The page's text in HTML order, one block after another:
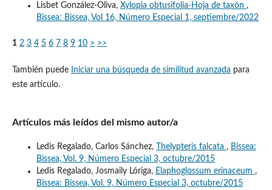
Lisbet González-Oliva, Xylopia obtusifolia-Hoja de taxón ,
Bissea: Bissea, Vol 16, Número Especial 1, septiembre/2022
1 2 3 4 5 6 7 8 9 10 > >>
También puede Iniciar una búsqueda de similitud avanzada para
este artículo.
Artículos más leídos del mismo autor/a
Ledis Regalado, Carlos Sánchez, Thelypteris falcata , Bissea:
Bissea, Vol. 9, Número Especial 3, octubre/2015
Ledis Regalado, Josmaily Lóriga, Elaphoglossum erinaceum ,
Bissea: Bissea, Vol. 9, Número Especial 3, octubre/2015